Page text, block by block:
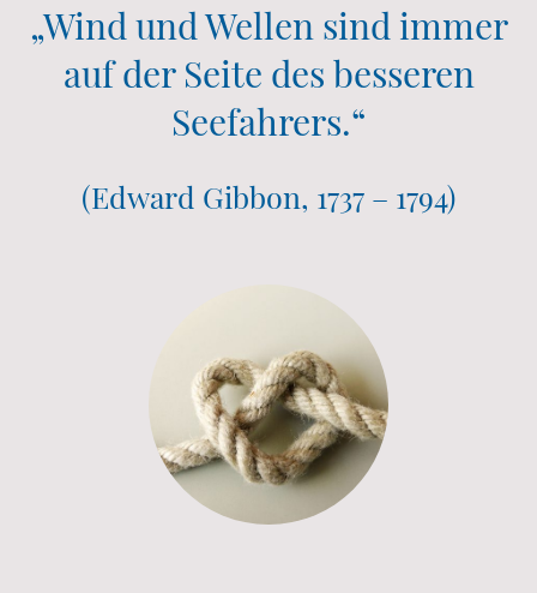
„Wind und Wellen sind immer
auf der Seite des besseren
Seefahrers.“
(Edward Gibbon, 1737 – 1794)